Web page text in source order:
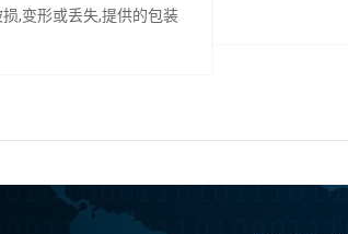
损,变形或丢失,提供的包装